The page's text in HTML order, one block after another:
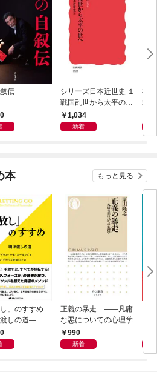
伝
シリーズ日本近世史 １
戦国乱世から太平の世
へ1,034
新着
社
頼
本 もっと見る
し」のすすめ
しの道―
正義の暴走 ――凡庸
な悪についての心理学
990
新着